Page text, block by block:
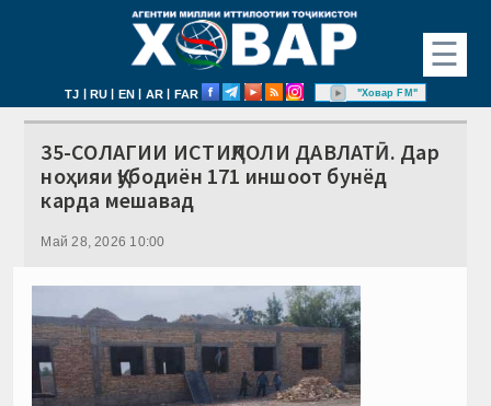
☰
TJ | RU | EN | AR | FAR "Ховар FM"
35-СОЛАГИИ ИСТИҚЛОЛИ ДАВЛАТӢ. Дар
ноҳияи Қубодиён 171 иншоот бунёд
карда мешавад
Май 28, 2026 10:00